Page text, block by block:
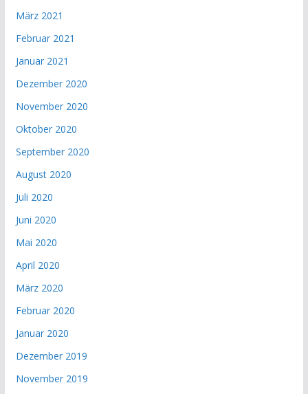
März 2021
Februar 2021
Januar 2021
Dezember 2020
November 2020
Oktober 2020
September 2020
August 2020
Juli 2020
Juni 2020
Mai 2020
April 2020
März 2020
Februar 2020
Januar 2020
Dezember 2019
November 2019